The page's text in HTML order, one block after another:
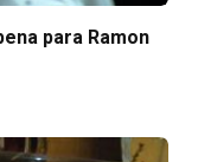
para Ramon